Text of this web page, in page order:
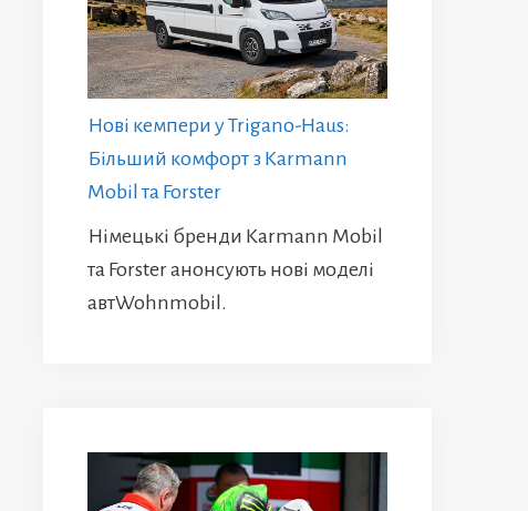
Нові кемпери у Trigano-Haus:
Більший комфорт з Karmann
Mobil та Forster
Німецькі бренди Karmann Mobil
та Forster анонсують нові моделі
автWohnmobil.